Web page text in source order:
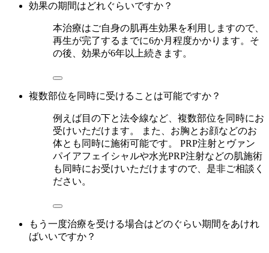
効果の期間はどれぐらいですか？
本治療はご自身の肌再生効果を利用しますので、
再生が完了するまでに6か月程度かかります。そ
の後、効果が6年以上続きます。
複数部位を同時に受けることは可能ですか？
例えば目の下と法令線など、複数部位を同時にお
受けいただけます。 また、お胸とお顔などのお
体とも同時に施術可能です。 PRP注射とヴァン
パイアフェイシャルや水光PRP注射などの肌施術
も同時にお受けいただけますので、是非ご相談く
ださい。
もう一度治療を受ける場合はどのぐらい期間をあけれ
ばいいですか？